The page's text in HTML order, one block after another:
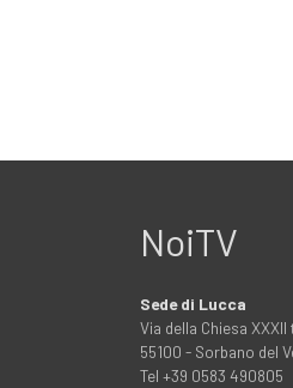
NoiTV
Sede di Lucca
Via della Chiesa XXXII
55100 - Sorbano del
Tel +39 0583 490805